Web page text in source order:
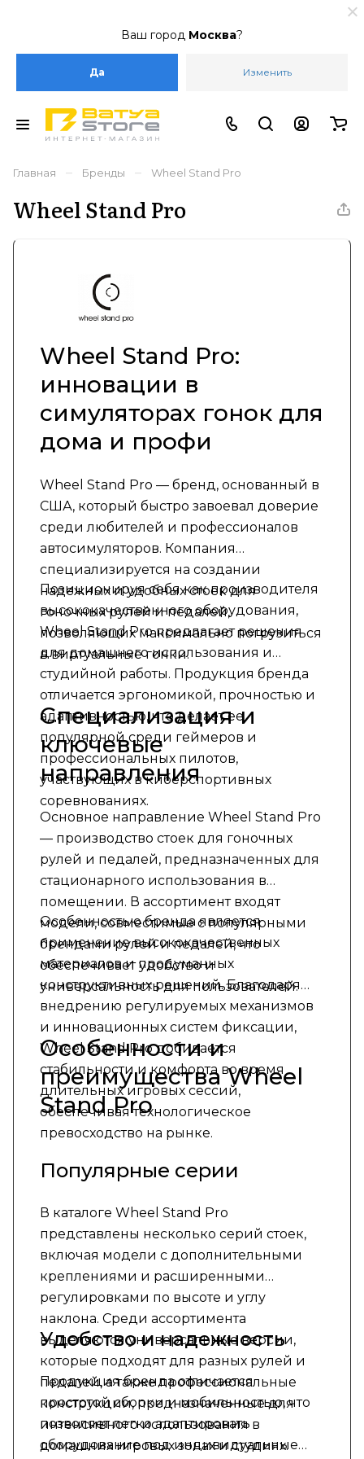
Ваш город Москва?
Да Изменить
Главная – Бренды – Wheel Stand Pro
Wheel Stand Pro
Wheel Stand Pro:
инновации в
симуляторах гонок для
дома и профи
Wheel Stand Pro — бренд, основанный в
США, который быстро завоевал доверие
среди любителей и профессионалов
автосимуляторов. Компания
специализируется на создании
надежных и удобных стоек для
гоночных рулей и педалей,
позволяющих максимально погрузиться
в виртуальные гонки.
Позиционируя себя как производителя
высококачественного оборудования,
Wheel Stand Pro предлагает решения
для домашнего использования и
студийной работы. Продукция бренда
отличается эргономикой, прочностью и
адаптивностью, что делает ее
популярной среди геймеров и
профессиональных пилотов,
участвующих в киберспортивных
соревнованиях.
Специализация и
ключевые
направления
Основное направление Wheel Stand Pro
— производство стоек для гоночных
рулей и педалей, предназначенных для
стационарного использования в
помещении. В ассортимент входят
модели, совместимые с популярными
брендами рулей и педалей, что
обеспечивает удобство и
универсальность для пользователей.
Особенностью бренда является
применение высококачественных
материалов и продуманных
конструктивных решений. Благодаря
внедрению регулируемых механизмов
и инновационных систем фиксации,
Wheel Stand Pro добивается
стабильности и комфорта во время
длительных игровых сессий,
обеспечивая технологическое
превосходство на рынке.
Особенности и
преимущества Wheel
Stand Pro
Популярные серии
В каталоге Wheel Stand Pro
представлены несколько серий стоек,
включая модели с дополнительными
креплениями и расширенными
регулировками по высоте и углу
наклона. Среди ассортимента
выделяются универсальные версии,
которые подходят для разных рулей и
педалей, а также профессиональные
конструкции, предназначенные для
интенсивного использования в
домашних игровых зонах и студиях.
Удобство и надежность
Продукция бренда отличается
простотой сборки и мобильностью, что
позволяет легко адаптировать
оборудование под индивидуальные